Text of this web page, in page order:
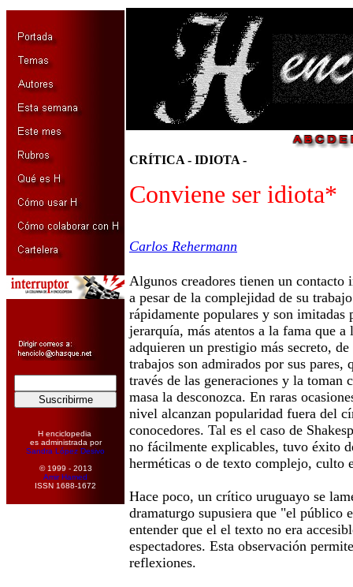
H enciclopedia
es administrada por
Sandra López Desivo
© 1999 - 2013
Amir Hamed
ISSN 1688-1672
CRÍTICA - IDIOTA -
Conviene ser idiota*
Carlos Rehermann
Algunos creadores tienen un
a pesar de la complejidad de su
rápidamente populares y son imitadas
jerarquía, más atentos a la fama que
adquieren un prestigio más secreto,
trabajos son admirados por sus pares,
través de las generaciones y la toman
masa la desconozca. En raras
nivel alcanzan popularidad fuera del
conocedores. Tal es el caso de
no fácilmente explicables, tuvo éxito
herméticas o de texto complejo, culto
Hace poco, un crítico uruguayo se
dramaturgo supusiera que "el público
entender que el el texto no era
espectadores. Esta observación
reflexiones.